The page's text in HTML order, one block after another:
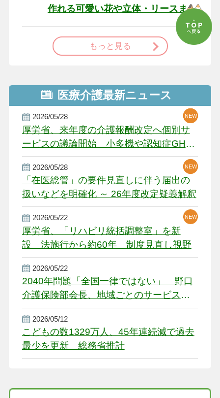
作れる可愛い花や立体・リースま
もっと見る
医療介護最新ニュース
2026/05/28
厚労省、来年度の介護報酬改定へ個別サ
ービスの議論開始 小多機や認知症GH、
厳しい経営環境に危機感
NEW
NEW
NEW
2026/05/28
「在医総管」の要件見直しに伴う届出の
扱いなどを明確化 ～ 26年度改定疑義解釈
NEW
NEW
2026/05/22
厚労省、「リハビリ統括調整室」を新
設 法施行から約60年 制度見直し視野
NEW
2026/05/22
2040年問題「全国一律ではない」 野口
介護保険部会長、地域ごとのサービス基
盤整備を促す
2026/05/12
こどもの数1329万人、45年連続減で過去
最少を更新 総務省推計